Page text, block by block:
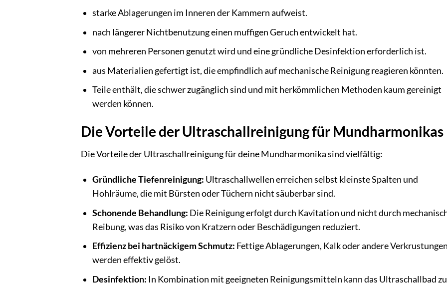
starke Ablagerungen im Inneren der Kammern aufweist.
nach längerer Nichtbenutzung einen muffigen Geruch entwickelt hat.
von mehreren Personen genutzt wird und eine gründliche Desinfektion erforderlich ist.
aus Materialien gefertigt ist, die empfindlich auf mechanische Reinigung reagieren könnten.
Teile enthält, die schwer zugänglich sind und mit herkömmlichen Methoden kaum gereinigt
werden können.
Die Vorteile der Ultraschallreinigung für Mundharmonikas
Die Vorteile der Ultraschallreinigung für deine Mundharmonika sind vielfältig:
Gründliche Tiefenreinigung: Ultraschallwellen erreichen selbst kleinste Spalten und
Hohlräume, die mit Bürsten oder Tüchern nicht säuberbar sind.
Schonende Behandlung: Die Reinigung erfolgt durch Kavitation und nicht durch
Reibung, was das Risiko von Kratzern oder Beschädigungen reduziert.
Effizienz bei hartnäckigem Schmutz: Fettige Ablagerungen, Kalk oder andere
werden effektiv gelöst.
Desinfektion: In Kombination mit geeigneten Reinigungsmitteln kann das Ultraschallbad